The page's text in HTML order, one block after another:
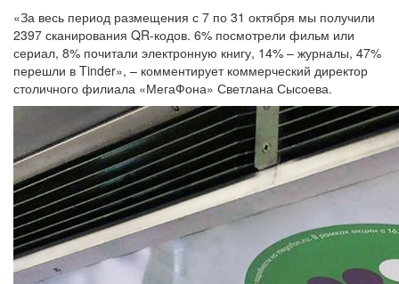
«За весь период размещения с 7 по 31 октября мы получили
2397 сканирования QR-кодов. 6% посмотрели фильм или
сериал, 8% почитали электронную книгу, 14% – журналы, 47%
перешли в Tinder», – комментирует коммерческий директор
столичного филиала «МегаФона» Светлана Сысоева.